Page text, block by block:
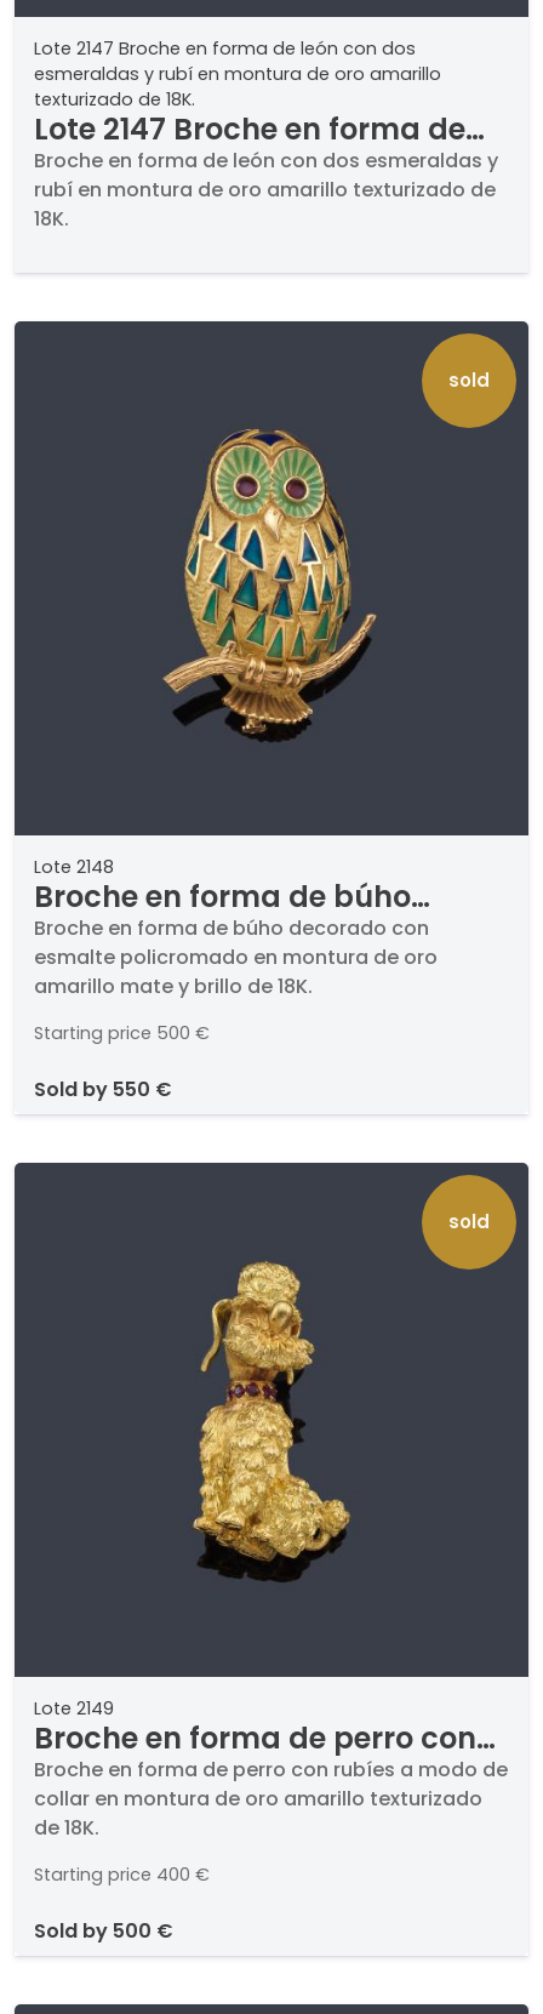
Lote 2147 Broche en forma de león con dos
esmeraldas y rubí en montura de oro amarillo
texturizado de 18K.
Lote 2147 Broche en forma de
león con dos esmeraldas y rubí
en montura de oro amarillo
texturizado de 18K.
Broche en forma de león con dos esmeraldas y
rubí en montura de oro amarillo texturizado de
18K.
sold
Lote 2148
Broche en forma de búho
decorado con esmalte
policromado en montura de
oro amarillo mate y brillo de
18K.
Broche en forma de búho decorado con
esmalte policromado en montura de oro
amarillo mate y brillo de 18K.
Starting price 500 €
sold by 550 €
sold
Lote 2149
Broche en forma de perro con
rubíes a modo de collar en
montura de oro amarillo
texturizado de 18K.
Broche en forma de perro con rubíes a modo de
collar en montura de oro amarillo texturizado
de 18K.
Starting price 400 €
sold by 500 €